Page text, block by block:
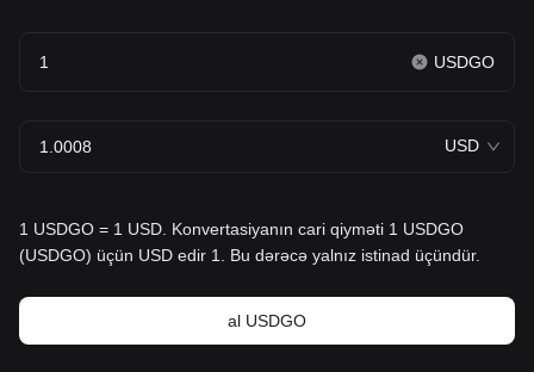
USDGO
USD
1 USDGO = 1 USD. Konvertasiyanın cari qiyməti 1 USDGO
(USDGO) üçün USD edir 1. Bu dərəcə yalnız istinad üçündür.
al USDGO